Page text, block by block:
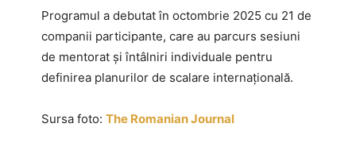
Programul a debutat în octombrie 2025 cu 21 de
companii participante, care au parcurs sesiuni
de mentorat și întâlniri individuale pentru
definirea planurilor de scalare internațională.
Sursa foto: The Romanian Journal